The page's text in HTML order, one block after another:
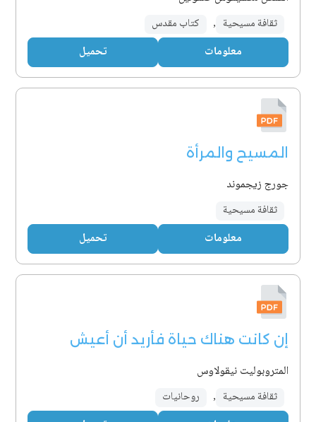
ثقافة مسيحية , كتاب مقدس
معلومات تحميل
المسيح والمرأة
جورج زيجموند
ثقافة مسيحية
معلومات تحميل
إن كانت هناك حياة فأريد أن أعيش
المتروبوليت نيقولاوس
ثقافة مسيحية , روحانيات